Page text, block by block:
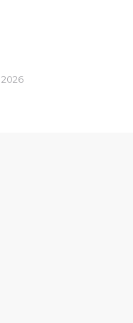
2026